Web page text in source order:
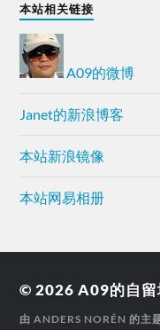
本站相关链接
A09的微博
Janet的新浪博客
本站新浪镜像
本站网易相册
© 2026A09的自
由ANDERS NORÉN 的主